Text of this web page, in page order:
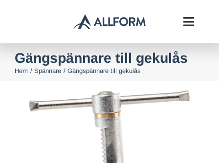
Start
Betongkomplement
Om oss
Gängspännare till gekulås
Hem Spännare Gängspännare till gekulås